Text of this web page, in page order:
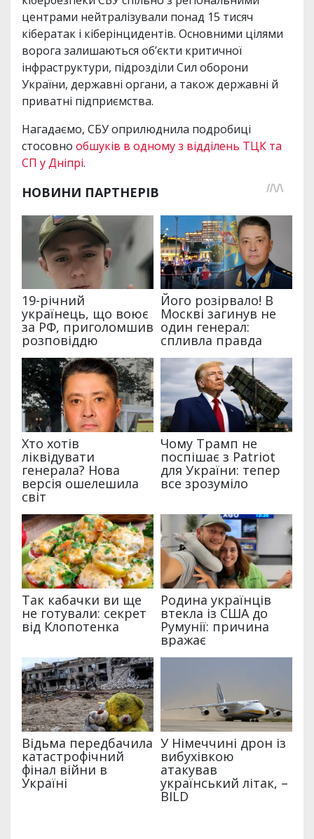
центрами нейтралізували понад 15 тисяч
кібератак і кіберінцидентів. Основними цілями
ворога залишаються об’єкти критичної
інфраструктури, підрозділи Сил оборони
України, державні органи, а також державні й
приватні підприємства.
Нагадаємо, СБУ оприлюднила подробиці
стосовно обшуків в одному з відділень ТЦК та
СП у Дніпрі.